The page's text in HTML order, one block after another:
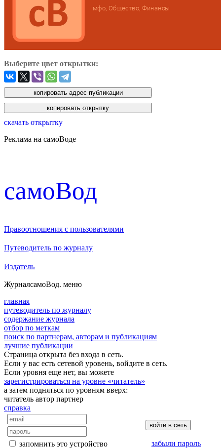
Выберите цвет открытки:
скачать открытку
Реклама на самоВоде
cамоВод
Правоотношения с пользователями
Путеводитель по журналу
Издатель
ЖурналсамоВод. меню
главная
путеводитель по журналу
содержание журнала
отбор по меткам
поиск по партнерам, авторам и публикациям
лучшие публикации
Страница открыта без входа в сеть.
Если у вас есть сетевой уровень, войдите в сеть.
Если уровня еще нет, вы можете
зарегистрироваться на уровне «читатель»
а затем подняться по уровням вверх:
читатель автор партнер
справка
запомнить это устройство
забыли пароль